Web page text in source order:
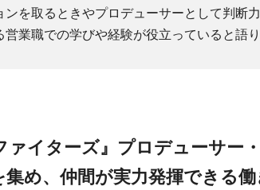
を取るときやプロデューサーとして判断
業職での学びや経験が役立っていると語り
ァイターズ』プロデューサー
め、仲間が実力発揮できる